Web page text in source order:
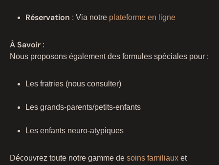
Réservation : Via notre plateforme en ligne
À Savoir :
Nous proposons également des formules spéciales pour :
Les fratries (nous consulter)
Les grands-parents/petits-enfants
Les enfants neuro-atypiques
Découvrez toute notre gamme de soins familiaux et